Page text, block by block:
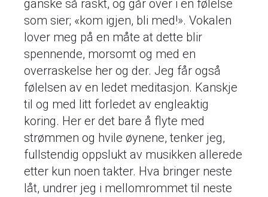
ganske så raskt, og går over i en følelse
som sier; «kom igjen, bli med!». Vokalen
lover meg på en måte at dette blir
spennende, morsomt og med en
overraskelse her og der. Jeg får også
følelsen av en ledet meditasjon. Kanskje
til og med litt forledet av engleaktig
koring. Her er det bare å flyte med
strømmen og hvile øynene, tenker jeg,
fullstendig oppslukt av musikken allerede
etter kun noen takter. Hva bringer neste
låt, undrer jeg i mellomrommet til neste